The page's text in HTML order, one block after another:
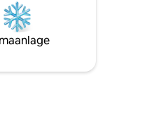
Schnelles
auf dem
ideal auch